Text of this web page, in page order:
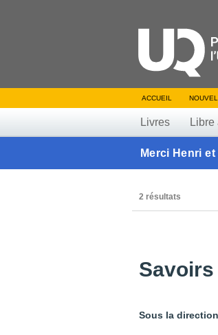
ACCUEIL
Livres Libre
Merci Henri
2 résultats
Sous la